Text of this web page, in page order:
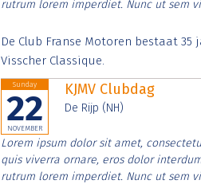
rutrum lorem imperdiet. Nunc ut sem
De Club Franse Motoren bestaat
Visscher Classique.
Sunday
22
NOVEMBER
KJMV Clubdag
De Rijp (NH)
Lorem ipsum dolor sit amet,
quis viverra ornare, eros dolor
rutrum lorem imperdiet. Nunc ut sem